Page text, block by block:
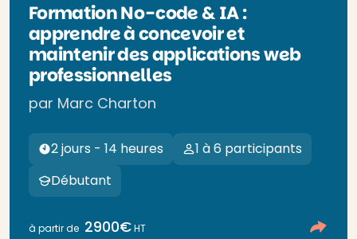
Formation No-code & IA :
apprendre à concevoir et
maintenir des applications web
professionnelles
par Marc Charton
2 jours - 14 heures
1 à 6 participants
Débutant
à partir de 2900€HT